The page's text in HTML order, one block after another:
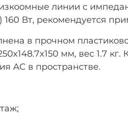
линии с
Вт, рекомендуется
в прочном
мм, вес 1.7
АС в пространстве.